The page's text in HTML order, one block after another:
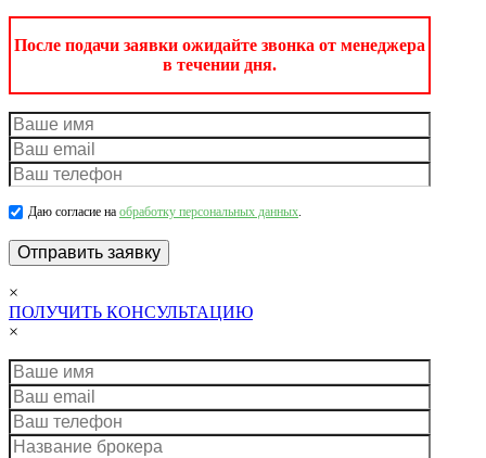
После подачи заявки ожидайте звонка от менеджера
в течении дня.
Даю согласие на обработку персональных данных.
×
ПОЛУЧИТЬ КОНСУЛЬТАЦИЮ
×